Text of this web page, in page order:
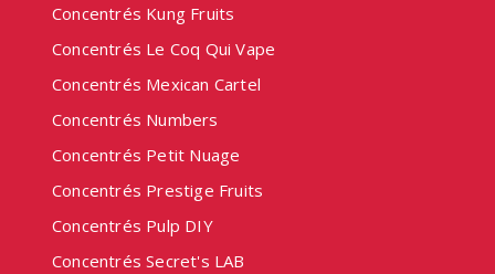
Concentrés Kung Fruits
Concentrés Le Coq Qui Vape
Concentrés Mexican Cartel
Concentrés Numbers
Concentrés Petit Nuage
Concentrés Prestige Fruits
Concentrés Pulp DIY
Concentrés Secret's LAB